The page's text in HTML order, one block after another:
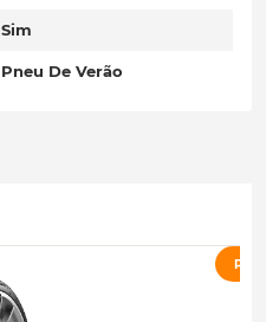
Sim
Pneu De Verão